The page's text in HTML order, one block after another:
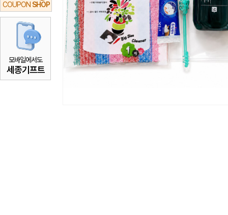
COUPON SHOP
모바일에서도
세종기프트